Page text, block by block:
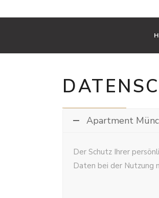
Apartment
Der Schutz Ihrer
Daten bei der Nutzung